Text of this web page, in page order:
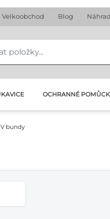
Velkoobchod Blog
OCHRANNÉ
bundy